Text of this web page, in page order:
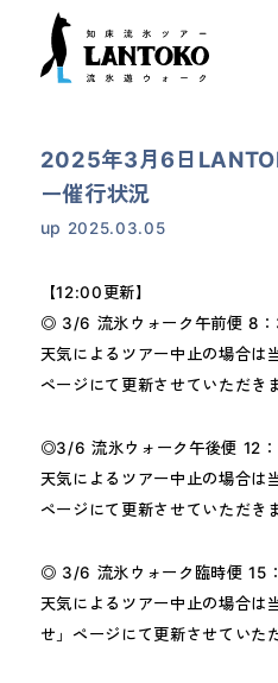
2025年3月6日
ー催行状況
up 2025.03.05
【12:00更新】
◎ 3/6 流氷ウォーク午前便 8：
天気によるツアー中止の場合は
ページにて更新させていただき
◎3/6 流氷ウォーク午後便 12：
天気によるツアー中止の場合は
ページにて更新させていただき
◎ 3/6 流氷ウォーク臨時便 15
天気によるツアー中止の場合は
せ」ページにて更新させていた